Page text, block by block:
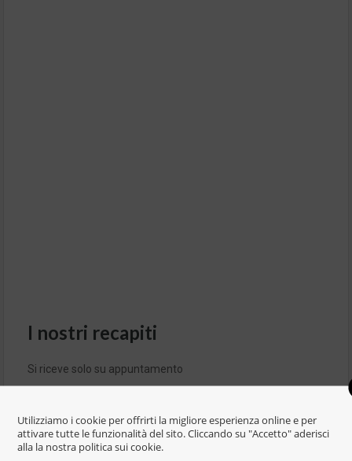
I nostri recapiti
Si riceve solo su appuntamento
Telefono :0746.1912930
Utilizziamo i cookie per offrirti la migliore esperienza online e per
attivare tutte le funzionalità del sito. Cliccando su "Accetto" aderisci
alla la nostra politica sui cookie.